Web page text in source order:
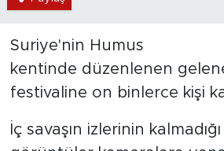
Suriye'nin Humus
kentinde düzenlenen
festivaline on binlerce kişi
İç savaşın izlerinin